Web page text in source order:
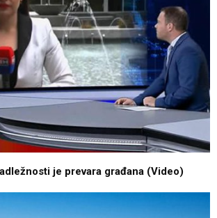
je prevara građana (Video)